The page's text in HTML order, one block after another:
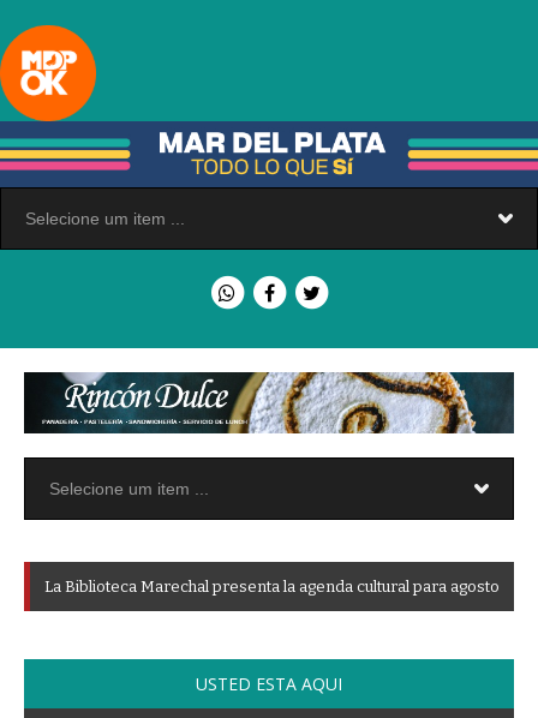
La Biblioteca Marechal presenta la agenda cultural para agosto
USTED ESTA AQUI